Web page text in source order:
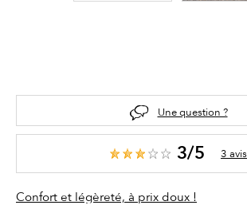
Une question ?
3/5 3 avis
Confort et légèreté, à prix doux !